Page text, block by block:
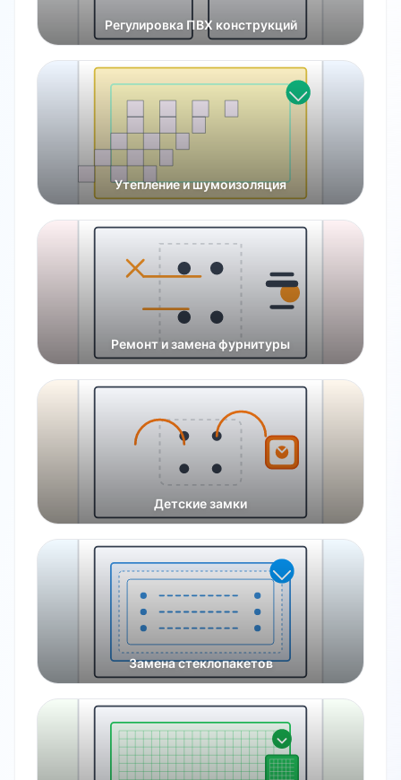
Регулировка ПВХ конструкций
Утепление и шумоизоляция
Ремонт и замена фурнитуры
Детские замки
Замена стеклопакетов